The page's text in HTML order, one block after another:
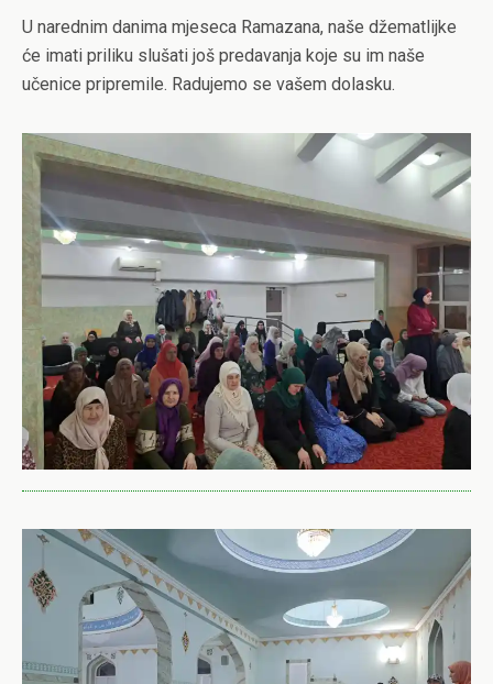
U narednim danima mjeseca Ramazana, naše džematlijke
će imati priliku slušati još predavanja koje su im naše
učenice pripremile. Radujemo se vašem dolasku.